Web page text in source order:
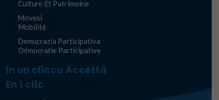
Culture Et Patrimoine
Movesi
Mobilité
Demucrazia Participativa
Démocratie Participative
In un cliccu Accettà
En 1 clic